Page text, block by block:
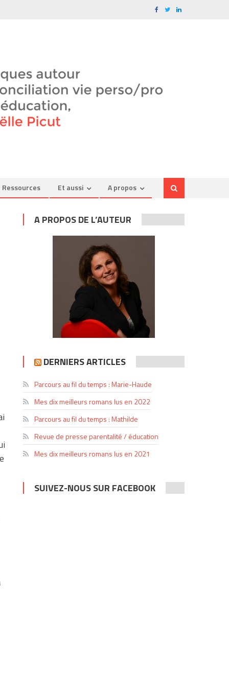
Ressources Et aussi A propos
A PROPOS DE L’AUTEUR
DERNIERS ARTICLES
Parcours au fil du temps : Marie-Haude
Mes dix meilleurs romans lus en 2022
Parcours au fil du temps : Mathilde
Revue de presse parentalité / éducation
Mes dix meilleurs romans lus en 2021
SUIVEZ-NOUS SUR FACEBOOK